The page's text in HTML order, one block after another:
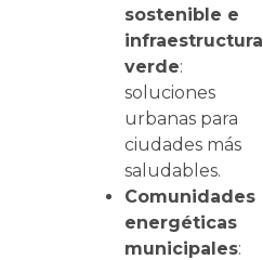
sostenible e
infraestructura
verde:
soluciones
urbanas para
ciudades más
saludables.
Comunidades
energéticas
municipales: